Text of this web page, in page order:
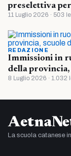
preselettiva
11 Luglio 2026 · 503
REDAZIONE
Immissioni in
della
8 Luglio 2026 · 1.032
La scuola catanese